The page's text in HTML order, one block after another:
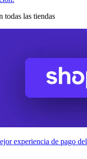
todas las tiendas
experiencia de pago